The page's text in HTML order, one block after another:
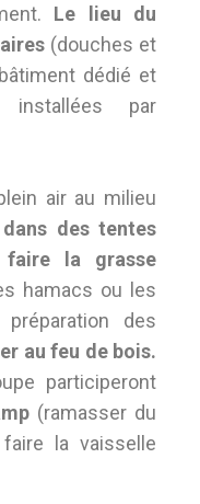
Le lieu du
(douches et
dédié et
par
air au milieu
des tentes
faire la grasse
hamacs ou les
des
au feu de bois.
participeront
(ramasser du
la vaisselle